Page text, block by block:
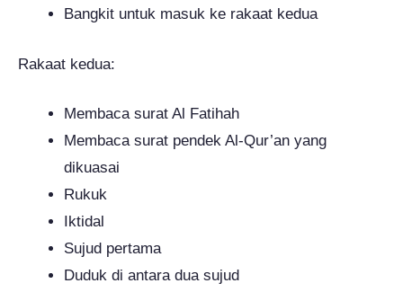
Bangkit untuk masuk ke rakaat kedua
Rakaat kedua:
Membaca surat Al Fatihah
Membaca surat pendek Al-Qur’an yang
dikuasai
Rukuk
Iktidal
Sujud pertama
Duduk di antara dua sujud